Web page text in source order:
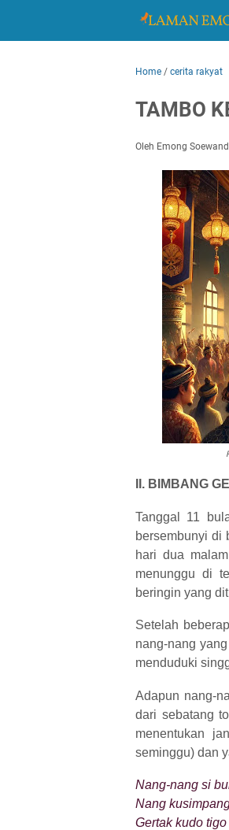
Home / cerita rakyat
TAMBO
Oleh Emong
II. BIMBANG
Tanggal 11
bersembunyi di
hari dua
menunggu di
beringin yang
Setelah
nang-nang
menduduki
Adapun nang-
dari sebatang
menentukan
seminggu) dan
Nang-nang si
Nang
Gertak kudo tigo